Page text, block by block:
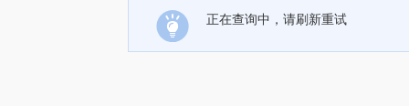
正在查询中，请刷新重试